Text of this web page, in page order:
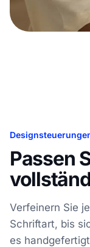
Passen
Verfeinern Sie
Schriftart, bis
es